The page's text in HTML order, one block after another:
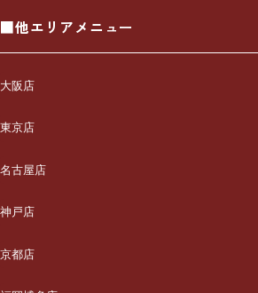
■他エリアメニュー
大阪店
一休について
ご利用の流れ
メニュー/料金
出張エリア
東京店
一休について
ご利用の流れ
メニュー/料金
名古屋店
一休について
ご利用の流れ
神戸店
一休について
京都店